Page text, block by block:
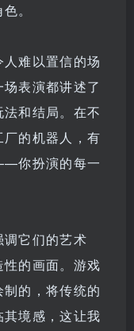
。
难以置信的场
表演都讲述了
和结局。在不
的机器人，有
你扮演的每一
它们的艺术
的画面。游戏
的，将传统的
境感，这让我